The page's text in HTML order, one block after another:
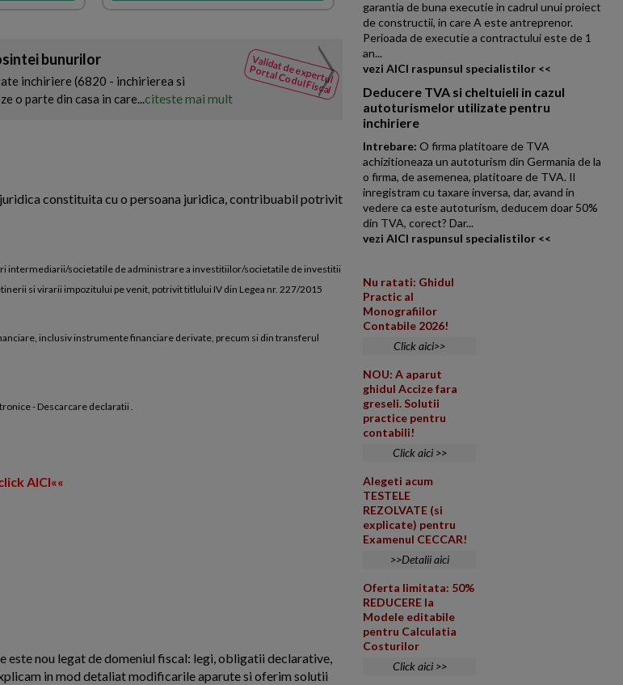
Validat de expertul
Portal Codul Fiscal
bunurilor
inchiriere (6820 - inchirierea si
o parte din casa in care...citeste mai mult
NOUTATI
din Codul
Fiscal
litoral in vederea revanzarii
constituita cu o persoana juridica, contribuabil potrivit
intermediarii/societatile de administrare a investitiilor/societatile de investitii
si virarii impozitului pe venit, potrivit titlului IV din Legea nr. 227/2015
inclusiv instrumente financiare derivate, precum si din transferul
- Descarcare declaratii .
AICI««
este nou legat de domeniul fiscal: legi, obligatii declarative,
in mod detaliat modificarile aparute si oferim solutii
garantia de buna executie in cadrul unui proiect
de constructii, in care A este antreprenor.
Perioada de executie a contractului este de 1
an...
vezi AICI raspunsul specialistilor <<
Deducere TVA si cheltuieli in cazul
autoturismelor utilizate pentru
inchiriere
Intrebare: O firma platitoare de TVA
achizitioneaza un autoturism din Germania de la
o firma, de asemenea, platitoare de TVA. Il
inregistram cu taxare inversa, dar, avand in
vedere ca este autoturism, deducem doar 50%
din TVA, corect? Dar...
vezi AICI raspunsul specialistilor <<
Nu ratati: Ghidul
Practic al
Monografiilor
Contabile 2026!
Click aici>>
NOU: A aparut
ghidul Accize fara
greseli. Solutii
practice pentru
contabili!
Click aici >>
Alegeti acum
TESTELE
REZOLVATE (si
explicate) pentru
Examenul CECCAR!
>>Detalii aici
Oferta limitata: 50%
REDUCERE la
Modele editabile
pentru Calculatia
Costurilor
Click aici >>